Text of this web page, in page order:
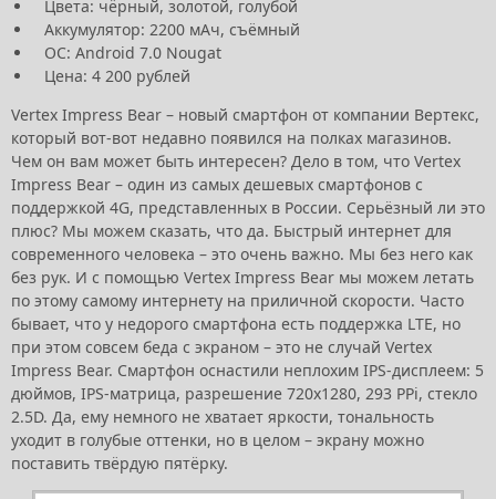
Цвета: чёрный, золотой, голубой
Аккумулятор: 2200 мАч, съёмный
ОС: Android 7.0 Nougat
Цена: 4 200 рублей
Vertex Impress Bear – новый смартфон от компании Вертекс,
который вот-вот недавно появился на полках магазинов.
Чем он вам может быть интересен? Дело в том, что Vertex
Impress Bear – один из самых дешевых смартфонов с
поддержкой 4G, представленных в России. Серьёзный ли это
плюс? Мы можем сказать, что да. Быстрый интернет для
современного человека – это очень важно. Мы без него как
без рук. И с помощью Vertex Impress Bear мы можем летать
по этому самому интернету на приличной скорости. Часто
бывает, что у недорого смартфона есть поддержка LTE, но
при этом совсем беда с экраном – это не случай Vertex
Impress Bear. Смартфон оснастили неплохим IPS-дисплеем: 5
дюймов, IPS-матрица, разрешение 720x1280, 293 PPi, стекло
2.5D. Да, ему немного не хватает яркости, тональность
уходит в голубые оттенки, но в целом – экрану можно
поставить твёрдую пятёрку.